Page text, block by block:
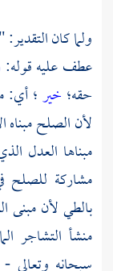
ولما كان
عطف عليه قوله:
حقه؛ خير؛ أي:
لأن الصلح مبناه
مبناها العدل
مشاركة للصلح
بالطي لأن مبنى
منشأ التشاجر